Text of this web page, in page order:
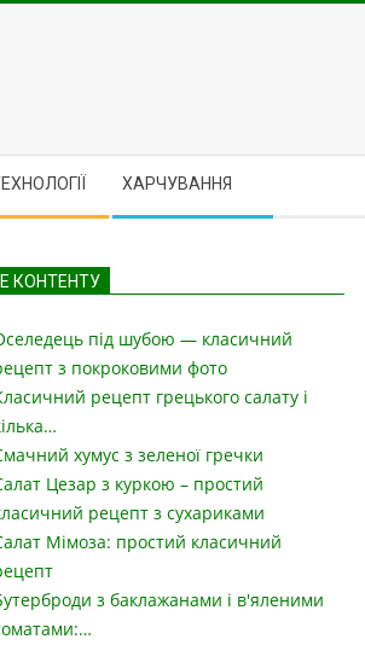
ХАРЧУВАННЯ
КОНТЕНТУ
під шубою — класичний
з покроковими фото
рецепт грецького салату і
хумус з зеленої гречки
Цезар з куркою – простий
рецепт з сухариками
Мімоза: простий класичний
з баклажанами і в'яленими